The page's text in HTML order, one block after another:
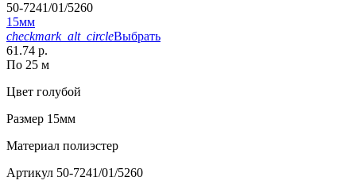
50-7241/01/5260
15мм
checkmark_alt_circleВыбрать
61.74 р.
По 25 м
Цвет голубой
Размер 15мм
Материал полиэстер
Артикул 50-7241/01/5260